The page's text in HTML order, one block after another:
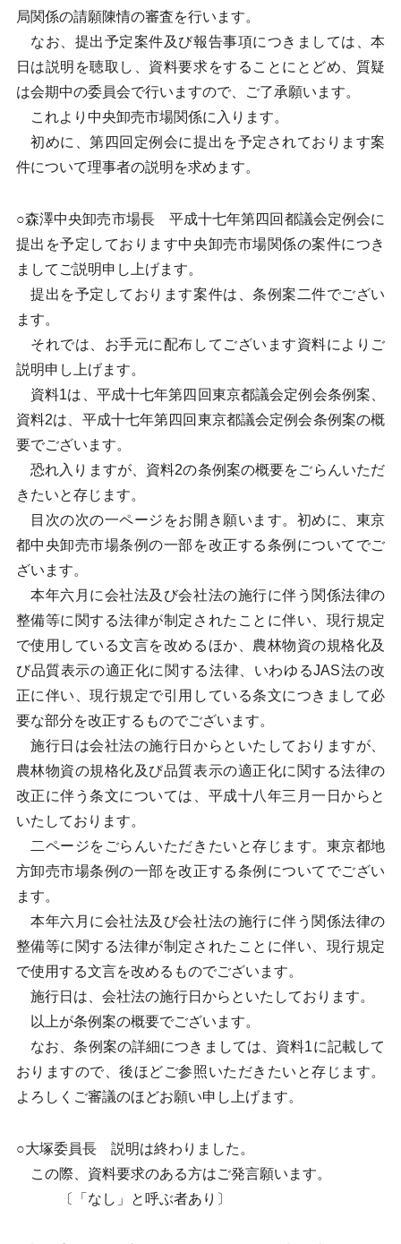
局関係の請願陳情の審査を行います。
なお、提出予定案件及び報告事項につきましては、本
日は説明を聴取し、資料要求をすることにとどめ、質疑
は会期中の委員会で行いますので、ご了承願います。
これより中央卸売市場関係に入ります。
初めに、第四回定例会に提出を予定されております案
件について理事者の説明を求めます。
○森澤中央卸売市場長 平成十七年第四回都議会定例会に
提出を予定しております中央卸売市場関係の案件につき
ましてご説明申し上げます。
提出を予定しております案件は、条例案二件でござい
ます。
それでは、お手元に配布してございます資料によりご
説明申し上げます。
資料1は、平成十七年第四回東京都議会定例会条例案、
資料2は、平成十七年第四回東京都議会定例会条例案の概
要でございます。
恐れ入りますが、資料2の条例案の概要をごらんいただ
きたいと存じます。
目次の次の一ページをお開き願います。初めに、東京
都中央卸売市場条例の一部を改正する条例についてでご
ざいます。
本年六月に会社法及び会社法の施行に伴う関係法律の
整備等に関する法律が制定されたことに伴い、現行規定
で使用している文言を改めるほか、農林物資の規格化及
び品質表示の適正化に関する法律、いわゆるJAS法の改
正に伴い、現行規定で引用している条文につきまして必
要な部分を改正するものでございます。
施行日は会社法の施行日からといたしておりますが、
農林物資の規格化及び品質表示の適正化に関する法律の
改正に伴う条文については、平成十八年三月一日からと
いたしております。
二ページをごらんいただきたいと存じます。東京都地
方卸売市場条例の一部を改正する条例についてでござい
ます。
本年六月に会社法及び会社法の施行に伴う関係法律の
整備等に関する法律が制定されたことに伴い、現行規定
で使用する文言を改めるものでございます。
施行日は、会社法の施行日からといたしております。
以上が条例案の概要でございます。
なお、条例案の詳細につきましては、資料1に記載して
おりますので、後ほどご参照いただきたいと存じます。
よろしくご審議のほどお願い申し上げます。
○大塚委員長 説明は終わりました。
この際、資料要求のある方はご発言願います。
〔「なし」と呼ぶ者あり〕